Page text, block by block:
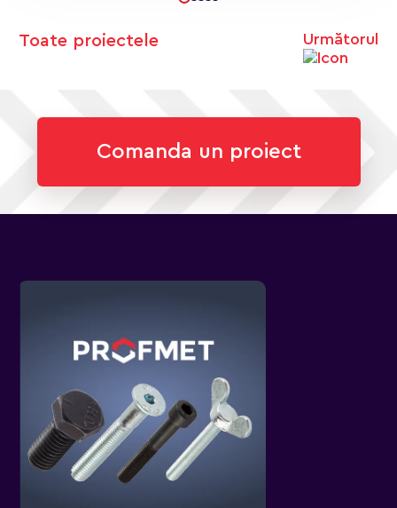
Toate proiectele Următorul
Comanda un proiect